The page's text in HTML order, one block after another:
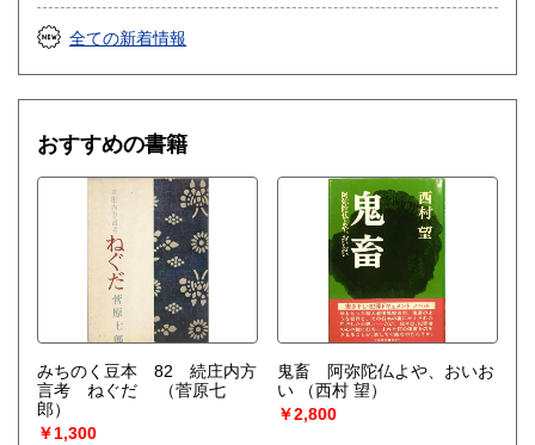
全ての新着情報
おすすめの書籍
みちのく豆本 82 続庄内方
言考 ねぐだ
（菅原七
郎）
￥1,300
鬼畜 阿弥陀仏よや、おいお
い
（西村 望）
￥2,800